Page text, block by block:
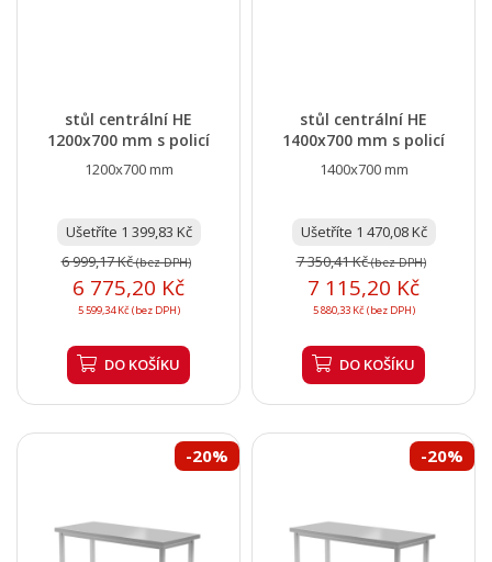
stůl centrální HE
1200x700 mm s policí
1200x700 mm
Ušetříte 1 399,83 Kč
6 999,17 Kč(bez DPH)
6 775,20 Kč
5 599,34 Kč (bez DPH)
DO KOŠÍKU
stůl centrální HE
1400x700 mm s policí
1400x700 mm
Ušetříte 1 470,08 Kč
7 350,41 Kč(bez DPH)
7 115,20 Kč
5 880,33 Kč (bez DPH)
DO KOŠÍKU
-20% -20%